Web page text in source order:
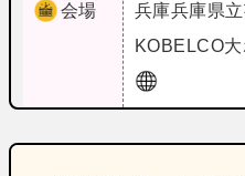
会場 兵庫兵庫県
KOBELCO